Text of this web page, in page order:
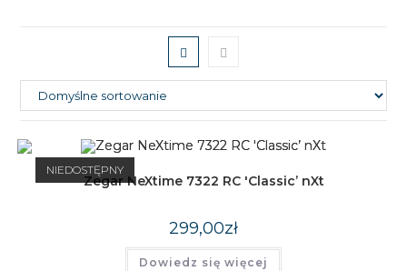
NIEDOSTĘPNY
Zegar NeXtime 7322 RC 'Classic’ nXt
299,00zł
Dowiedz się więcej